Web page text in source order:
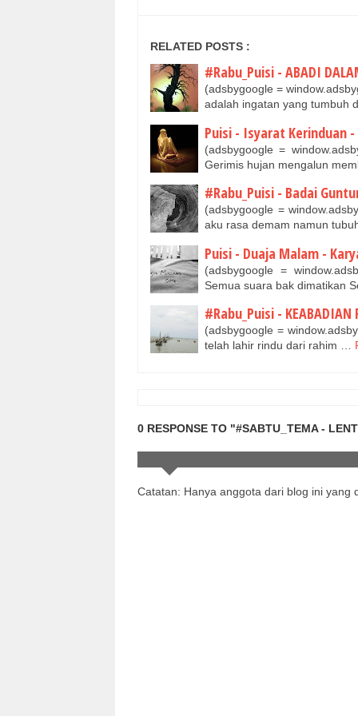
RELATED POSTS :
#Rabu_Puisi - ABADI
(adsbygoogle =
adalah ingatan yang tumbuh
Puisi - Isyarat Kerinduan
(adsbygoogle =
Gerimis hujan mengalun
#Rabu_Puisi - Badai
(adsbygoogle =
aku rasa demam namun
Puisi - Duaja Malam -
(adsbygoogle =
Semua suara bak dimatikan
#Rabu_Puisi -
(adsbygoogle =
telah lahir rindu dari rahim …
0 RESPONSE TO "#SABTU_TEMA -
Catatan: Hanya anggota dari blog ini yang